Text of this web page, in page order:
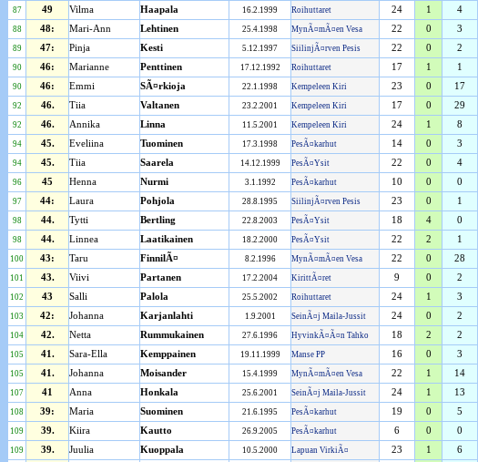
87 49 Vilma Haapala 16.2.1999 Roihuttaret 24 1 4
88 48: Mari-Ann Lehtinen 25.4.1998 MynÃ¤mÃ¤en Vesa 22 0 3
89 47: Pinja Kesti 5.12.1997 SiilinjÃ¤rven Pesis 22 0 2
90 46: Marianne Penttinen 17.12.1992 Roihuttaret 17 1 1
90 46: Emmi SÃ¤rkioja 22.1.1998 Kempeleen Kiri 23 0 17
92 46. Tiia Valtanen 23.2.2001 Kempeleen Kiri 17 0 29
92 46. Annika Linna 11.5.2001 Kempeleen Kiri 24 1 8
94 45. Eveliina Tuominen 17.3.1998 PesÃ¤karhut 14 0 3
94 45. Tiia Saarela 14.12.1999 PesÃ¤Ysit 22 0 4
96 45 Henna Nurmi 3.1.1992 PesÃ¤karhut 10 0 0
97 44: Laura Pohjola 28.8.1995 SiilinjÃ¤rven Pesis 23 0 1
98 44. Tytti Bertling 22.8.2003 PesÃ¤Ysit 18 4 0
98 44. Linnea Laatikainen 18.2.2000 PesÃ¤Ysit 22 2 1
100 43: Taru FinnilÃ¤ 8.2.1996 MynÃ¤mÃ¤en Vesa 22 0 28
101 43. Viivi Partanen 17.2.2004 KirittÃ¤ret 9 0 2
102 43 Salli Palola 25.5.2002 Roihuttaret 24 1 3
103 42: Johanna Karjanlahti 1.9.2001 SeinÃ¤j Maila-Jussit 24 0 2
104 42. Netta Rummukainen 27.6.1996 HyvinkÃ¤Ã¤n Tahko 18 2 2
105 41. Sara-Ella Kemppainen 19.11.1999 Manse PP 16 0 3
105 41. Johanna Moisander 15.4.1999 MynÃ¤mÃ¤en Vesa 22 1 14
107 41 Anna Honkala 25.6.2001 SeinÃ¤j Maila-Jussit 24 1 13
108 39: Maria Suominen 21.6.1995 PesÃ¤karhut 19 0 5
109 39. Kiira Kautto 26.9.2005 PesÃ¤karhut 6 0 0
109 39. Juulia Kuoppala 10.5.2000 Lapuan VirkiÃ¤ 23 1 6